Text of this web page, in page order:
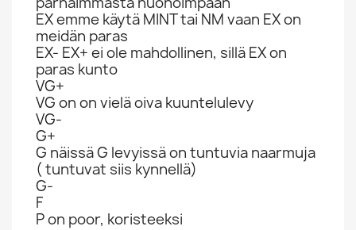
EX emme käytä MINT tai NM vaan EX on
meidän paras
EX- EX+ ei ole mahdollinen, sillä EX on
paras kunto
VG+
VG on on vielä oiva kuuntelulevy
VG-
G+
G näissä G levyissä on tuntuvia naarmuja
( tuntuvat siis kynnellä)
G-
F
P on poor, koristeeksi